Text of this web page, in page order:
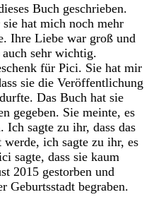
Buch geschrieben.
hat mich noch mehr
Ihre Liebe war groß und
sehr wichtig.
für Pici. Sie hat mir
sie die Veröffentlichung
Das Buch hat sie
gegeben. Sie meinte, es
Ich sagte zu ihr, dass das
ich sagte zu ihr, es
sagte, dass sie kaum
2015 gestorben und
Geburtsstadt begraben.